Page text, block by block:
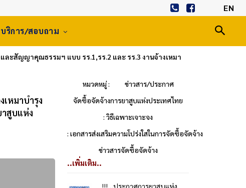
EN
บริการ/สอบถาม
ละสัญญาคุณธรรมฯ แบบ รร.1,รร.2 และ รร.3 งานจ้างเหมา
หมาบำรุง
สูบแห่ง
หมวดหมู่ :
ข่าวสาร/ประกาศ
จัดซื้อจัดจ้างการยาสูบแห่งประเทศไทย
: วิธีเฉพาะเจาะจง
: เอกสารส่งเสริมความโปร่งใสในการจัดซื้อจัดจ้าง
ข่าวสารจัดซื้อจัดจ้าง
..เพิ่มเติม..
!!!…ประกาศการยาสูบแห่ง